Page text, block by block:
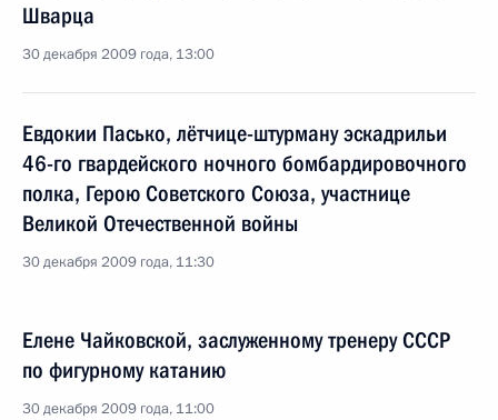
Шварца
30 декабря 2009 года, 13:00
Евдокии Пасько, лётчице-штурману эскадрильи
46-го гвардейского ночного бомбардировочного
полка, Герою Советского Союза, участнице
Великой Отечественной войны
30 декабря 2009 года, 11:30
Елене Чайковской, заслуженному тренеру СССР
по фигурному катанию
30 декабря 2009 года, 11:00